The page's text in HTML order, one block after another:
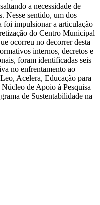
a necessidade de
Nesse sentido, um dos
foi impulsionar a articulação
do Centro Municipal
ocorreu no decorrer desta
internos, decretos e
foram identificadas seis
no enfrentamento ao
Acelera, Educação para
de Apoio à Pesquisa
de Sustentabilidade na